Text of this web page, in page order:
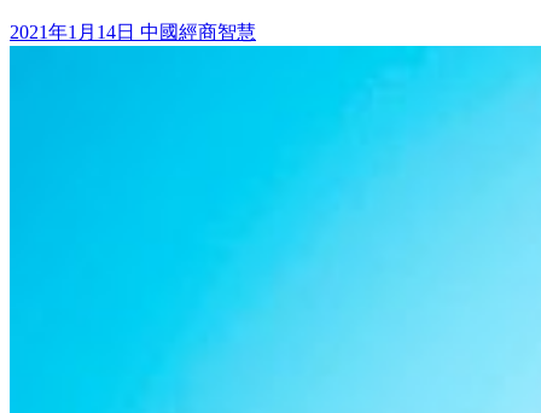
2021年1月14日 中國經商智慧